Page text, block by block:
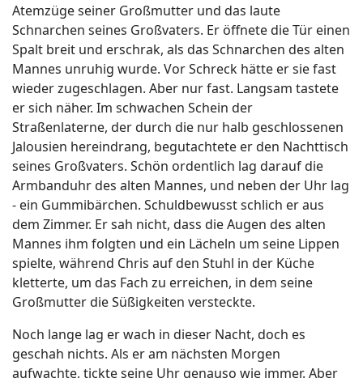
Atemzüge seiner Großmutter und das laute
Schnarchen seines Großvaters. Er öffnete die Tür einen
Spalt breit und erschrak, als das Schnarchen des alten
Mannes unruhig wurde. Vor Schreck hätte er sie fast
wieder zugeschlagen. Aber nur fast. Langsam tastete
er sich näher. Im schwachen Schein der
Straßenlaterne, der durch die nur halb geschlossenen
Jalousien hereindrang, begutachtete er den Nachttisch
seines Großvaters. Schön ordentlich lag darauf die
Armbanduhr des alten Mannes, und neben der Uhr lag
- ein Gummibärchen. Schuldbewusst schlich er aus
dem Zimmer. Er sah nicht, dass die Augen des alten
Mannes ihm folgten und ein Lächeln um seine Lippen
spielte, während Chris auf den Stuhl in der Küche
kletterte, um das Fach zu erreichen, in dem seine
Großmutter die Süßigkeiten versteckte.
Noch lange lag er wach in dieser Nacht, doch es
geschah nichts. Als er am nächsten Morgen
aufwachte, tickte seine Uhr genauso wie immer. Aber